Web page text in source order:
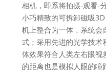
相机，即系将拍摄-观看-
小巧精致的可拆卸磁吸
机上整合为一体，系统
式；采用先进的光学技术
体效果符合人类左右眼
的距离也是模拟人眼的